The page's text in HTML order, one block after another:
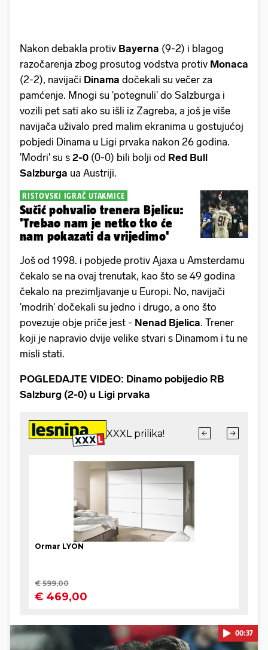
Nakon debakla protiv Bayerna (9-2) i blagog
razočarenja zbog prosutog vodstva protiv Monaca
(2-2), navijači Dinama dočekali su večer za
pamćenje. Mnogi su 'potegnuli' do Salzburga i
vozili pet sati ako su išli iz Zagreba, a još je više
navijača uživalo pred malim ekranima u gostujućoj
pobjedi Dinama u Ligi prvaka nakon 26 godina.
'Modri' su s 2-0 (0-0) bili bolji od Red Bull
Salzburga ua Austriji.
RISTOVSKI IGRAČ UTAKMICE
Sučić pohvalio trenera Bjelicu:
'Trebao nam je netko tko će
nam pokazati da vrijedimo'
Još od 1998. i pobjede protiv Ajaxa u Amsterdamu
čekalo se na ovaj trenutak, kao što se 49 godina
čekalo na prezimljavanje u Europi. No, navijači
'modrih' dočekali su jedno i drugo, a ono što
povezuje obje priče jest - Nenad Bjelica. Trener
koji je napravio dvije velike stvari s Dinamom i tu ne
misli stati.
POGLEDAJTE VIDEO: Dinamo pobijedio RB
Salzburg (2-0) u Ligi prvaka
00:37